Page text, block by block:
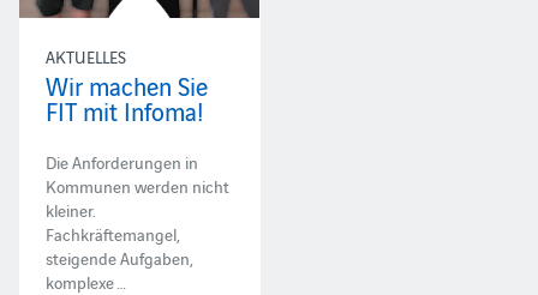
AKTUELLES
Wir machen Sie
FIT mit Infoma!
Die Anforderungen in
Kommunen werden nicht
kleiner.
Fachkräftemangel,
steigende Aufgaben,
komplexe …